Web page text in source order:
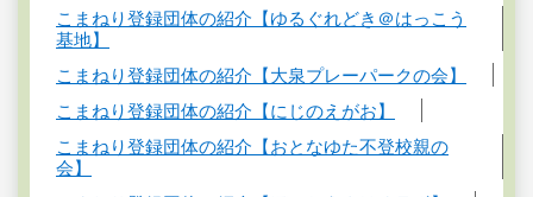
こまねり登録団体の紹介【ゆるぐれどき＠はっこう
基地】
こまねり登録団体の紹介【大泉プレーパークの会】
こまねり登録団体の紹介【にじのえがお】
こまねり登録団体の紹介【おとなゆた不登校親の
会】